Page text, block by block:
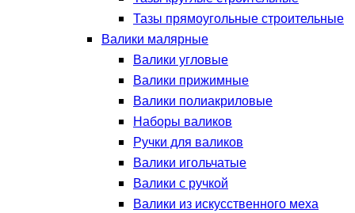
Тазы прямоугольные строительные
Валики малярные
Валики угловые
Валики прижимные
Валики полиакриловые
Наборы валиков
Ручки для валиков
Валики игольчатые
Валики с ручкой
Валики из искусственного меха